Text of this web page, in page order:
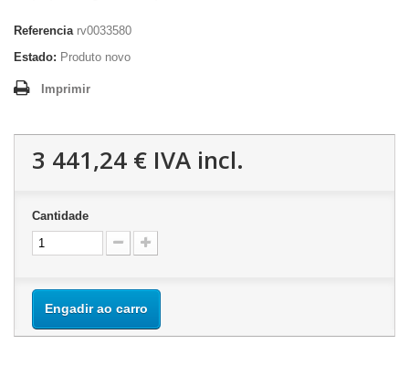
Referencia rv0033580
Estado: Produto novo
Imprimir
3 441,24 € IVA incl.
Cantidade
Engadir ao carro